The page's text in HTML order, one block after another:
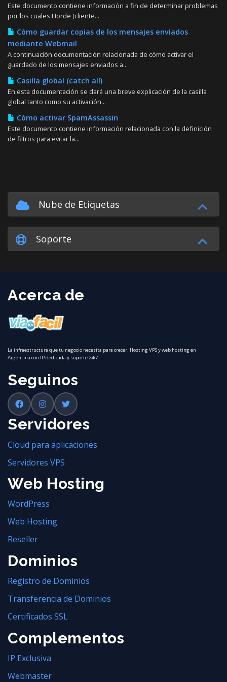
Este documento contiene información a fin de determinar problemas
por los cuales Horde (cliente...
Cómo guardar copias de los mensajes enviados
mediante Webmail
A continuación documentación relacionada de cómo activar el
guardado de los mensajes enviados a...
Casilla global (catch all)
En esta documentación se dará una breve explicación de la casilla
global tanto como su activación...
Cómo activar SpamAssassin
Este documento contiene información relacionada con la definición
de filtros para evitar la...
Nube de Etiquetas
Soporte
Acerca de
La infraestructura que tu negocio necesita para crecer. Hosting VPS y web hosting en
Argentina con IP dedicada y soporte 24/7.
Seguinos
Servidores
Cloud para aplicaciones
Servidores VPS
Web Hosting
WordPress
Web Hosting
Reseller
Dominios
Registro de Dominios
Transferencia de Dominios
Certificados SSL
Complementos
IP Exclusiva
Webmaster